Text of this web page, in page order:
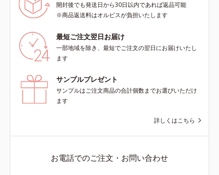
開封後でも発送日から30日以内であれば返品可能
※商品返送料はオルビスが負担いたします
最短ご注文翌日お届け
一部地域を除き、最短でご注文の翌日にお届けいたし
ます
サンプルプレゼント
サンプルはご注文商品の合計個数までお選びいただけ
ます
詳しくはこちら
お電話でのご注文・お問い合わせ